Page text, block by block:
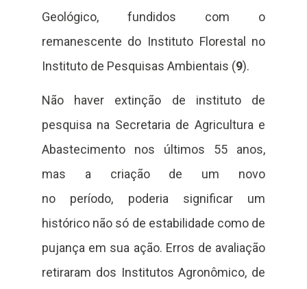
Geológico, fundidos com o
remanescente do Instituto Florestal no
Instituto de Pesquisas Ambientais (9).
Não haver extinção de instituto de
pesquisa na Secretaria de Agricultura e
Abastecimento nos últimos 55 anos,
mas a criação de um novo
no período, poderia significar um
histórico não só de estabilidade como de
pujança em sua ação. Erros de avaliação
retiraram dos Institutos Agronômico, de